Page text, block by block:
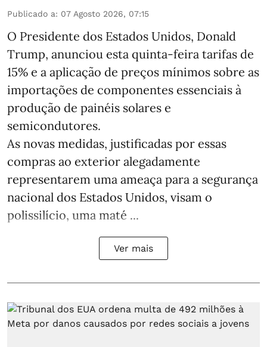
Publicado a: 07 Agosto 2026, 07:15
O Presidente dos Estados Unidos, Donald
Trump, anunciou esta quinta-feira tarifas de
15% e a aplicação de preços mínimos sobre as
importações de componentes essenciais à
produção de painéis solares e
semicondutores.
As novas medidas, justificadas por essas
compras ao exterior alegadamente
representarem uma ameaça para a segurança
nacional dos Estados Unidos, visam o
polissilício, uma maté ...
Ver mais